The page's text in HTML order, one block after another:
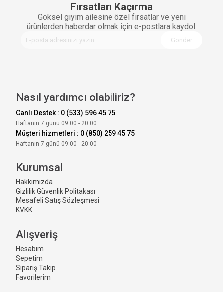
Fırsatları Kaçırma
Göksel giyim ailesine özel fırsatlar ve yeni
ürünlerden haberdar olmak için e-postlara kaydol.
Gönder
Nasıl yardımcı olabiliriz?
Canlı Destek : 0 (533) 596 45 75
Haftanın 7 günü 09:00 - 20:00
Müşteri hizmetleri : 0 (850) 259 45 75
Haftanın 7 günü 09:00 - 20:00
Kurumsal
Hakkımızda
Gizlilik Güvenlik Politakası
Mesafeli Satış Sözleşmesi
KVKK
Alışveriş
Hesabım
Sepetim
Sipariş Takip
Favorilerim